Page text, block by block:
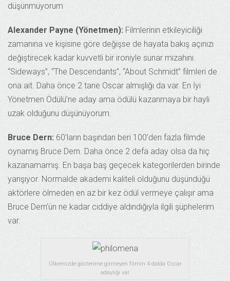
düşünmüyorum
Alexander Payne (Yönetmen): Filmlerinin etkileyiciliği
zamanına ve kişisine göre değişse de hayata bakış açınızı
değiştirecek kadar kuvvetli bir ironiyle sunar mizahını.
“Sideways”, “The Descendants”, “About Schmidt” filmleri de
ona ait. Daha önce 2 tane Oscar almışlığı da var. En İyi
Yönetmen Ödülü’ne aday ama ödülü kazanmaya bir hayli
uzak olduğunu düşünüyorum.
Bruce Dern: 60’ların başından beri 100’den fazla filmde
oynamış Bruce Dern. Daha önce 2 defa aday olsa da hiç
kazanamamış. En başa baş geçecek kategorilerden birinde
yarışıyor. Normalde akademi kaliteli olduğunu düşündüğü
aktörlere ölmeden en az bir kez ödül vermeye çalışır ama
Bruce Dern’ün ne kadar ciddiye aldındığıyla ilgili şüphelerim
var.
Ülkemizde gösterime girmeyen filmin 4 dalda Oscar
adaylığı var